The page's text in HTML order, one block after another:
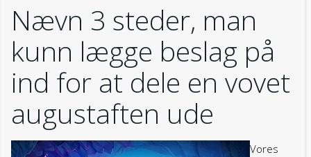
Nævn 3 steder, man
kunn lægge beslag på
ind for at dele en vovet
augustaften ude
Vores